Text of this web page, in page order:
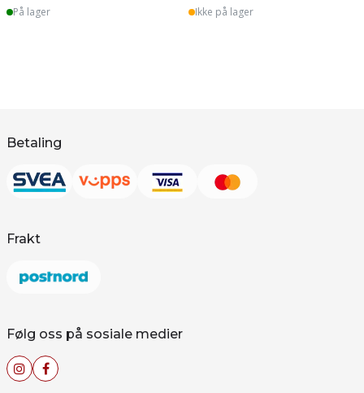
På lager
Ikke på lager
Betaling
Frakt
Følg oss på sosiale medier